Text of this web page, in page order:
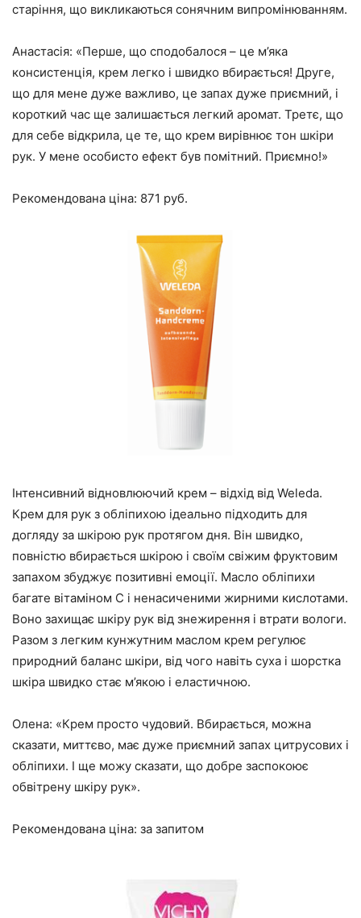
старіння, що викликаються сонячним випромінюванням.
Анастасія: «Перше, що сподобалося – це м’яка
консистенція, крем легко і швидко вбирається! Друге,
що для мене дуже важливо, це запах дуже приємний, і
короткий час ще залишається легкий аромат. Третє, що
для себе відкрила, це те, що крем вирівнює тон шкіри
рук. У мене особисто ефект був помітний. Приємно!»
Рекомендована ціна: 871 руб.
Інтенсивний відновлюючий крем – відхід від Weleda.
Крем для рук з обліпихою ідеально підходить для
догляду за шкірою рук протягом дня. Він швидко,
повністю вбирається шкірою і своїм свіжим фруктовим
запахом збуджує позитивні емоції. Масло обліпихи
багате вітаміном С і ненасиченими жирними кислотами.
Воно захищає шкіру рук від знежирення і втрати вологи.
Разом з легким кунжутним маслом крем регулює
природний баланс шкіри, від чого навіть суха і шорстка
шкіра швидко стає м’якою і еластичною.
Олена: «Крем просто чудовий. Вбирається, можна
сказати, миттєво, має дуже приємний запах цитрусових і
обліпихи. І ще можу сказати, що добре заспокоює
обвітрену шкіру рук».
Рекомендована ціна: за запитом